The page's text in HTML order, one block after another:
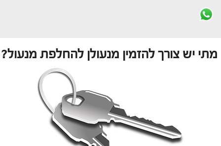
מתי יש צורך להזמין מנעולן להחלפת מנעול?